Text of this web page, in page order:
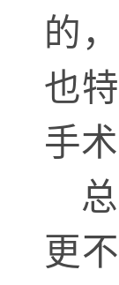
的
也
手
更